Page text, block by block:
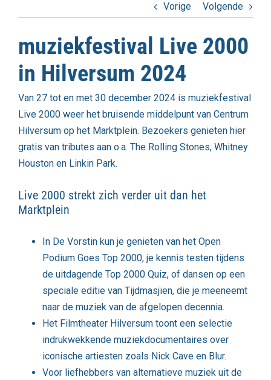
Vorige Volgende
muziekfestival Live 2000
in Hilversum 2024
Van 27 tot en met 30 december 2024 is muziekfestival
Live 2000 weer het bruisende middelpunt van Centrum
Hilversum op het Marktplein. Bezoekers genieten hier
gratis van tributes aan o.a. The Rolling Stones, Whitney
Houston en Linkin Park.
Live 2000 strekt zich verder uit dan het
Marktplein
In De Vorstin kun je genieten van het Open
Podium Goes Top 2000, je kennis testen tijdens
de uitdagende Top 2000 Quiz, of dansen op een
speciale editie van Tijdmasjien, die je meeneemt
naar de muziek van de afgelopen decennia.
Het Filmtheater Hilversum toont een selectie
indrukwekkende muziekdocumentaires over
iconische artiesten zoals Nick Cave en Blur.
Voor liefhebbers van alternatieve muziek uit de